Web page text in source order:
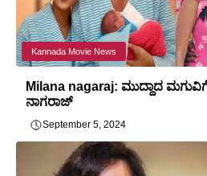
Kannada Movie News
Milana nagaraj: ಮುದ್ದಾದ
ನಾಗರಾಜ್
September 5, 2024